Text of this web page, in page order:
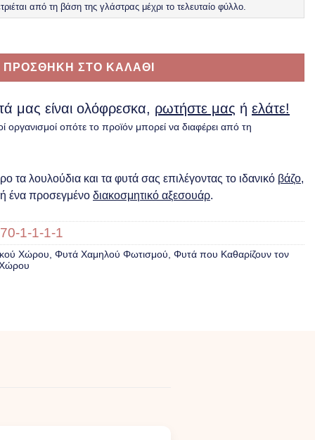
από τη βάση της γλάστρας μέχρι το τελευταίο φύλλο.
ΠΡΟΣΘΗΚΗ ΣΤΟ ΚΑΛΑΘΙ
μας είναι ολόφρεσκα, ρωτήστε μας ή ελάτε!
οργανισμοί οπότε το προϊόν μπορεί να διαφέρει από τη
τα λουλούδια και τα φυτά σας επιλέγοντας το ιδανικό βάζο,
ή ένα προσεγμένο διακοσμητικό αξεσουάρ.
1-1-1-1
Xώρου Φυτά Χαμηλού Φωτισμού Φυτά που Καθαρίζουν τον